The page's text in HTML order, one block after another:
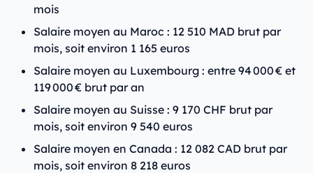
mois
Salaire moyen au Maroc : 12 510 MAD brut par
mois, soit environ 1 165 euros
Salaire moyen au Luxembourg : entre 94 000 € et
119 000 € brut par an
Salaire moyen au Suisse : 9 170 CHF brut par
mois, soit environ 9 540 euros
Salaire moyen en Canada : 12 082 CAD brut par
mois, soit environ 8 218 euros